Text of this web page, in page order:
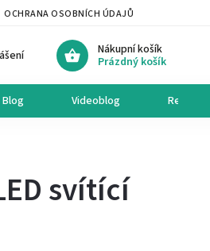
OCHRANA OSOBNÍCH ÚDAJŮ
Nákupní košík
Prázdný košík
Blog Videoblog Recepty
svítící